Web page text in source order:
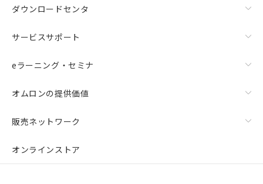
ダウンロードセンタ
サービスサポート
eラーニング・セミナ
オムロンの提供価値
販売ネットワーク
オンラインストア